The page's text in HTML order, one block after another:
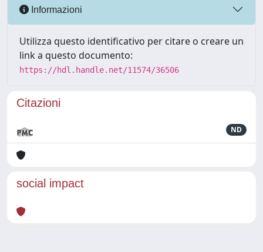
Informazioni
Utilizza questo identificativo per citare o creare un
link a questo documento:
https://hdl.handle.net/11574/36506
Citazioni
ND
social impact